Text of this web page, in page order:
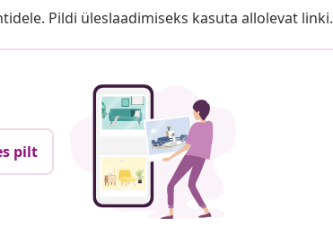
Pildi üleslaadimiseks kasuta allolevat linki.
pilt